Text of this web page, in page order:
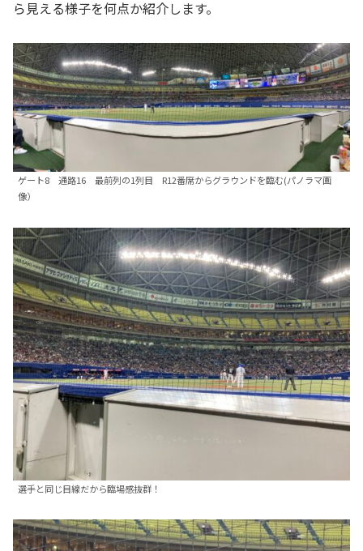
ら見える様子を何点か紹介します。
ゲート8 通路16 最前列の1列目 R12番席からグラウンドを臨む(パノラマ画
像）
選手と同じ目線だから臨場感抜群！